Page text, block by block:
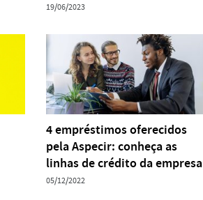
19/06/2023
4 empréstimos oferecidos
pela Aspecir: conheça as
linhas de crédito da empresa
05/12/2022